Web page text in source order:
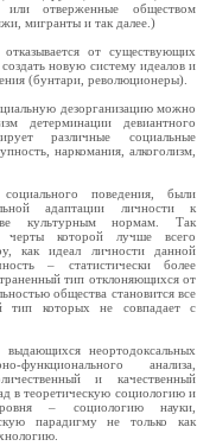
отверженные обществом
мигранты и так далее.)
от существующих
новую систему идеалов и
(бунтари, революционеры).
дезорганизацию можно
детерминации девиантного
различные социальные
наркомания, алкоголизм,
поведения, были
адаптации личности к
культурным нормам. Так
черты которой лучше всего
как идеал личности данной
– статистически более
тип отклоняющихся от
общества становится все
тип которых не совпадает с
неортодоксальных
функционального анализа,
и качественный
в теоретическую социологию и
– социологию науки,
парадигму не только как